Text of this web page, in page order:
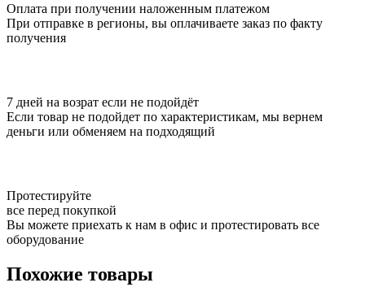
Оплата при получении наложенным платежом
При отправке в регионы, вы оплачиваете заказ по факту
получения
7 дней на возрат если не подойдёт
Если товар не подойдет по характеристикам, мы вернем
деньги или обменяем на подходящий
Протестируйте
все перед покупкой
Вы можете приехать к нам в офис и протестировать все
оборудование
Похожие товары